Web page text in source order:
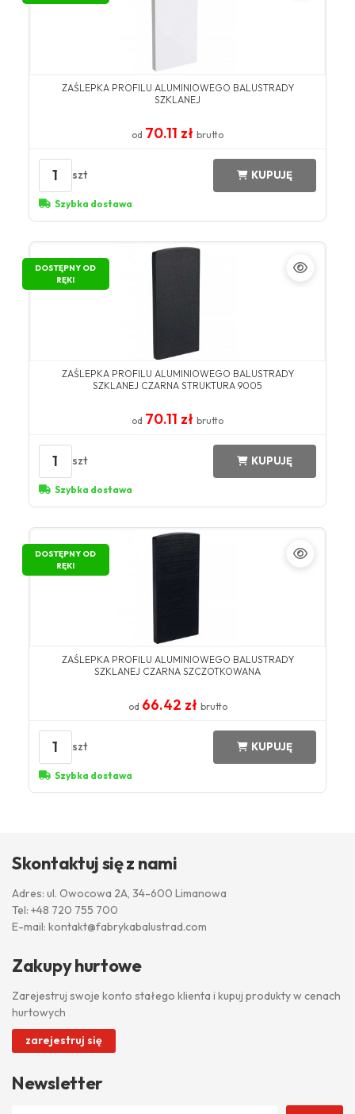
ZAŚLEPKA PROFILU ALUMINIOWEGO BALUSTRADY
SZKLANEJ
od 70.11 zł brutto
1 szt KUPUJĘ
Szybka dostawa
DOSTĘPNY OD
RĘKI
ZAŚLEPKA PROFILU ALUMINIOWEGO BALUSTRADY
SZKLANEJ CZARNA STRUKTURA 9005
od 70.11 zł brutto
1 szt KUPUJĘ
Szybka dostawa
DOSTĘPNY OD
RĘKI
ZAŚLEPKA PROFILU ALUMINIOWEGO BALUSTRADY
SZKLANEJ CZARNA SZCZOTKOWANA
od 66.42 zł brutto
1 szt KUPUJĘ
Szybka dostawa
Skontaktuj się z nami
Adres: ul. Owocowa 2A, 34-600 Limanowa
Tel: +48 720 755 700
E-mail: kontakt@fabrykabalustrad.com
Zakupy hurtowe
Zarejestruj swoje konto stałego klienta i kupuj produkty w cenach
hurtowych
zarejestruj się
Newsletter